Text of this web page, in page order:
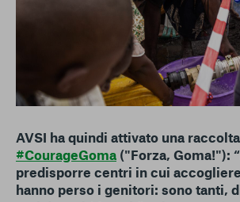
AVSI ha quindi attivato una
#CourageGoma ("Forza, Goma!"):
predisporre centri in cui
hanno perso i genitori: sono tanti,